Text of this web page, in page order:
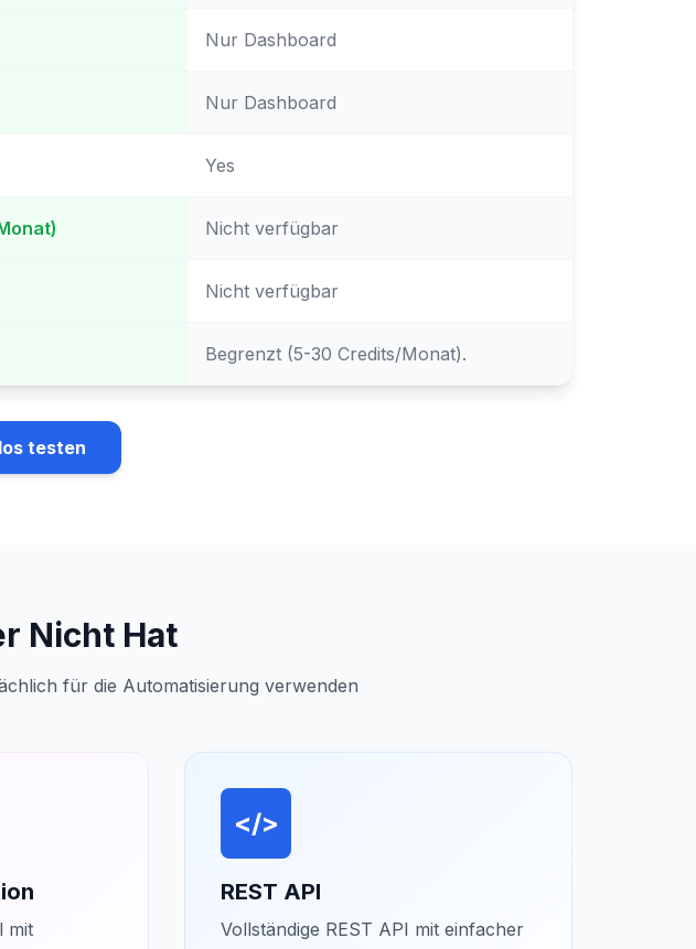
Nur Dashboard
Nur Dashboard
Yes
Nicht verfügbar
Nicht verfügbar
Begrenzt (5-30 Credits/Monat).
testen
Nicht Hat
für die Automatisierung verwenden
mit
</>
REST API
Vollständige REST API mit einfacher